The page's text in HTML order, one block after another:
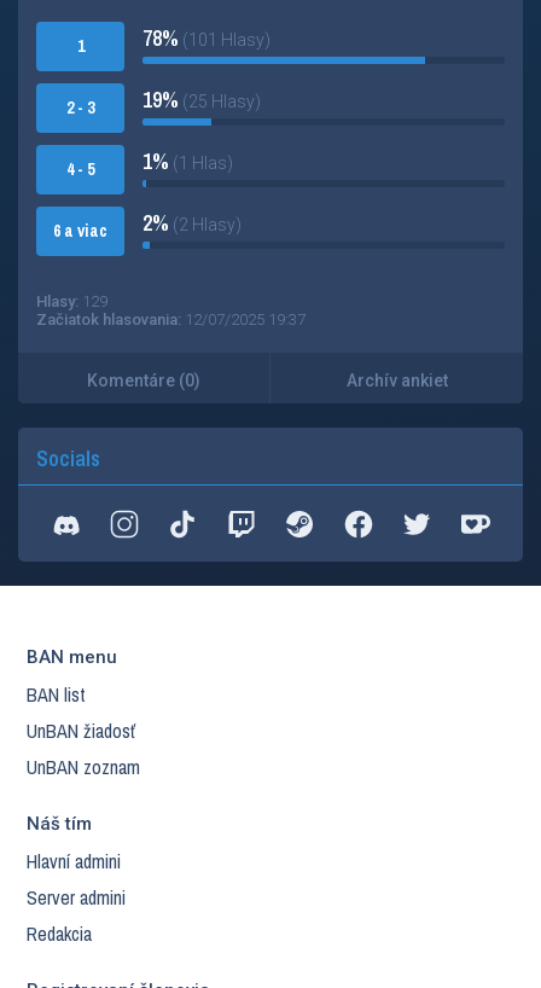
1
2 - 3
4 - 5
6 a viac
78% (101 Hlasy)
19% (25 Hlasy)
1% (1 Hlas)
2% (2 Hlasy)
Hlasy: 129
Začiatok hlasovania: 12/07/2025 19:37
Komentáre (0) Archív ankiet
Socials
BAN menu
BAN list
UnBAN žiadosť
UnBAN zoznam
Náš tím
Hlavní admini
Server admini
Redakcia